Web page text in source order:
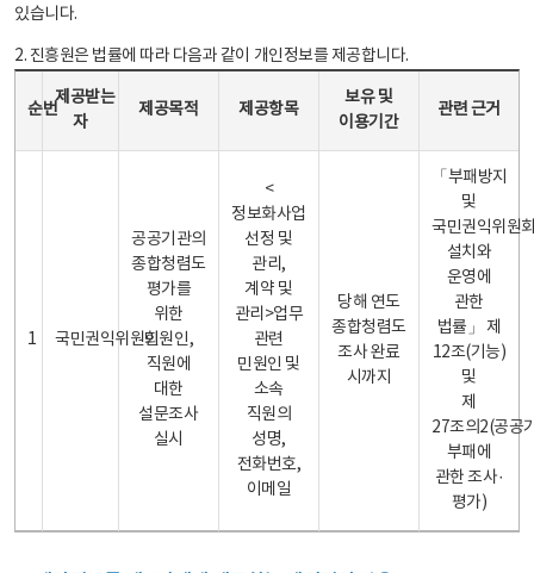
있습니다.
2. 진흥원은 법률에 따라 다음과 같이 개인정보를 제공합니다.
순번
제공받는
자
제공목적 제공항목
보유 및
이용기간
관련 근거
1 국민권익위원회
공공기관의
종합청렴도
평가를
위한
민원인,
직원에
대한
설문조사
실시
<
정보화사업
선정 및
관리,
계약 및
관리>업무
관련
민원인 및
소속
직원의
성명,
전화번호,
이메일
당해 연도
종합청렴도
조사 완료
시까지
「부패방지
및
국민권익위원
설치와
운영에
관한
법률」 제
12조(기능)
및
제
27조의2(공공
부패에
관한 조사·
평가)